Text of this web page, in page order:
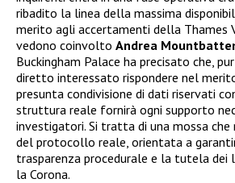
ribadito la linea della massima
merito agli accertamenti della Thames
vedono coinvolto Andrea
Buckingham Palace ha precisato che,
diretto interessato rispondere nel
presunta condivisione di dati riservati
struttura reale fornirà ogni supporto
investigatori. Si tratta di una mossa
del protocollo reale, orientata a
trasparenza procedurale e la tutela
la Corona.